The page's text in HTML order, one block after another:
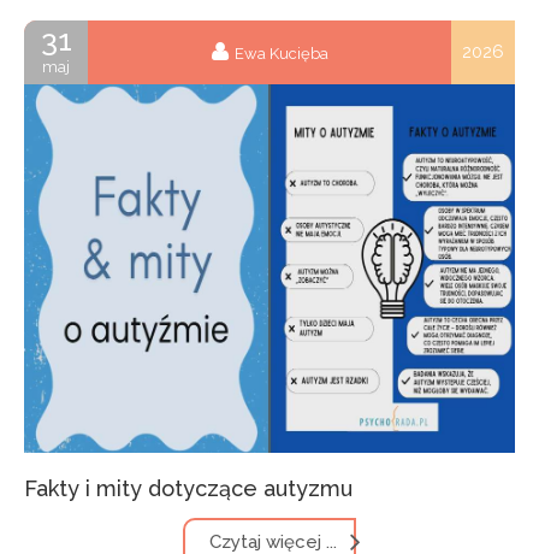
31
maj
Ewa Kucięba 2026
Fakty i mity dotyczące autyzmu
Czytaj więcej ...